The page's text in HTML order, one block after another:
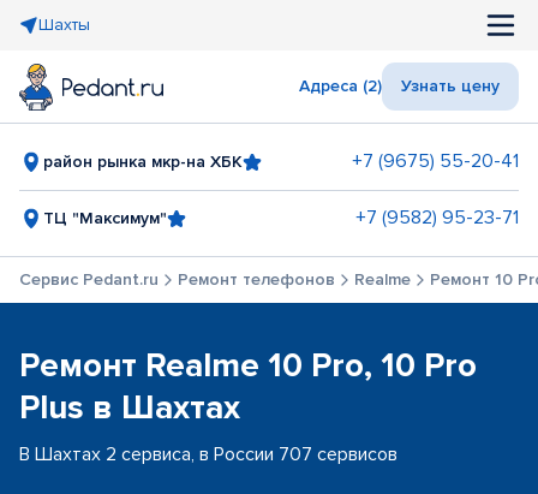
Шахты
Адреса (2) Узнать цену
район рынка мкр-на ХБК +7 (9675) 55-20-41
ТЦ "Максимум" +7 (9582) 95-23-71
Сервис Pedant.ru Ремонт телефонов Realme Ремонт 10
Ремонт Realme 10 Pro, 10 Pro
Plus в Шахтах
В Шахтах 2 сервиса, в России 707 сервисов